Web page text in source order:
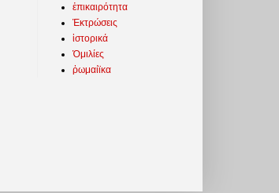
ἐπικαιρότητα
Ἐκτρώσεις
ἱστορικά
Ὁμιλίες
ῥωμαίϊκα